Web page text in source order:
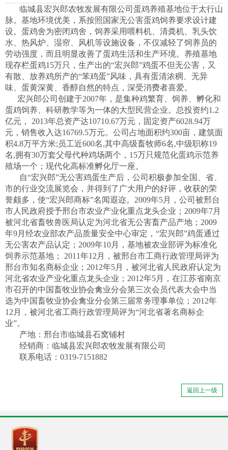
临城县宏兴郎农牧发展有限公司蛋鸡养殖基地位于太行山
脉。基地环境优美，系按照国家无公害蛋鸡饲养要求设计建
设。蛋鸡舍为密闭鸡舍，饲养采用喂料机、清粪机、乳头饮
水、热风炉、湿帘、风机等设施设备，不仅减轻了饲养员的
劳动强度，而且明显改善了蛋鸡生活和生产环境。养殖基地
现存栏蛋鸡15万只，生产出的“宏兴郎”鸡蛋不但无公害，又
有散、放养鸡所产的“笨鸡蛋”风味，具有蛋清浓稠、无异
味、蛋黄深黄、香醇自然的特点，深受消费者喜爱。
宏兴郎公司创建于2007年，是集种鸡繁育、饲养、孵化和
蛋鸡饲养、科研教学等为一体的大型民营企业。总投资约1.2
亿元， 2013年总资产达10710.67万元，固定资产6028.94万
元，销售收入达16769.5万元。公司占地面积约300亩，建筑面
积4.8万平方米;员工近600名,其中高级畜牧师6名,中级职称19
名,拥有30万套父母代种鸡场两个，15万只规范化蛋鸡示范养
殖场一个；现代化高标准孵化厅一座。
自“宏兴郎”无公害鸡蛋生产后，公司积极参加全国、省、
市的行业交流展览会，并得到了广大用户的好评，收获的荣
誉颇多，使“宏兴郎商标”名闻遐迩。2009年5月，公司被邢台
市人民政府授予邢台市农业产业化重点龙头企业；2009年7月
被河北省畜牧兽医局认定为河北省无公害畜产品产地；2009
年9月经农业部农产品质量安全中心审定，“宏兴郎”鸡蛋通过
无公害农产品认定；2009年10月，基地被农业部评为标准化
饲养示范基地； 2011年12月，被邢台市工商行政管理局评为
邢台市知名商标企业；2012年5月，被河北省人民政府认定为
河北省农业产业化重点龙头企业；2012年5月，在江苏省南京
市召开的中国畜牧业协会禽业分会第三次会员代表大会中当
选为中国畜牧业协会禽业分会第三届常务理事单位；2012年
12月，被河北省工商行政管理局评为“河北省著名商标企
业”。
产地：邢台市临城县石窝铺村
经销商：临城县宏兴郎农牧发展有限公司
联系电话：0319-7151882
返回上一级